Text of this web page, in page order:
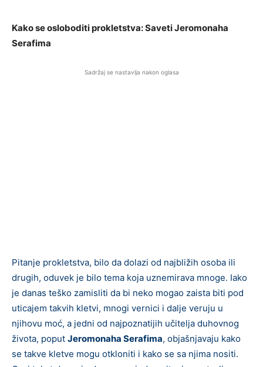
Kako se osloboditi prokletstva: Saveti Jeromonaha
Serafima
Sadržaj se nastavlja nakon oglasa
Pitanje prokletstva, bilo da dolazi od najbližih osoba ili
drugih, oduvek je bilo tema koja uznemirava mnoge. Iako
je danas teško zamisliti da bi neko mogao zaista biti pod
uticajem takvih kletvi, mnogi vernici i dalje veruju u
njihovu moć, a jedni od najpoznatijih učitelja duhovnog
života, poput Jeromonaha Serafima, objašnjavaju kako
se takve kletve mogu otkloniti i kako se sa njima nositi.